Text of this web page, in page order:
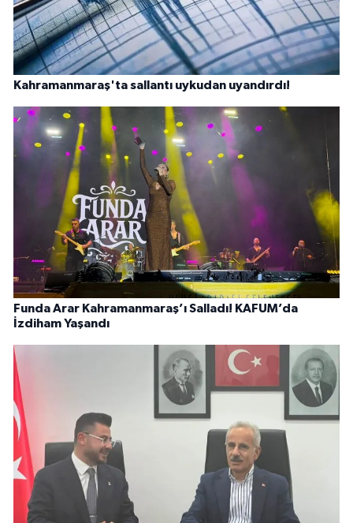
Kahramanmaraş'ta sallantı uykudan uyandırdı!
Funda Arar Kahramanmaraş’ı Salladı! KAFUM’da
İzdiham Yaşandı